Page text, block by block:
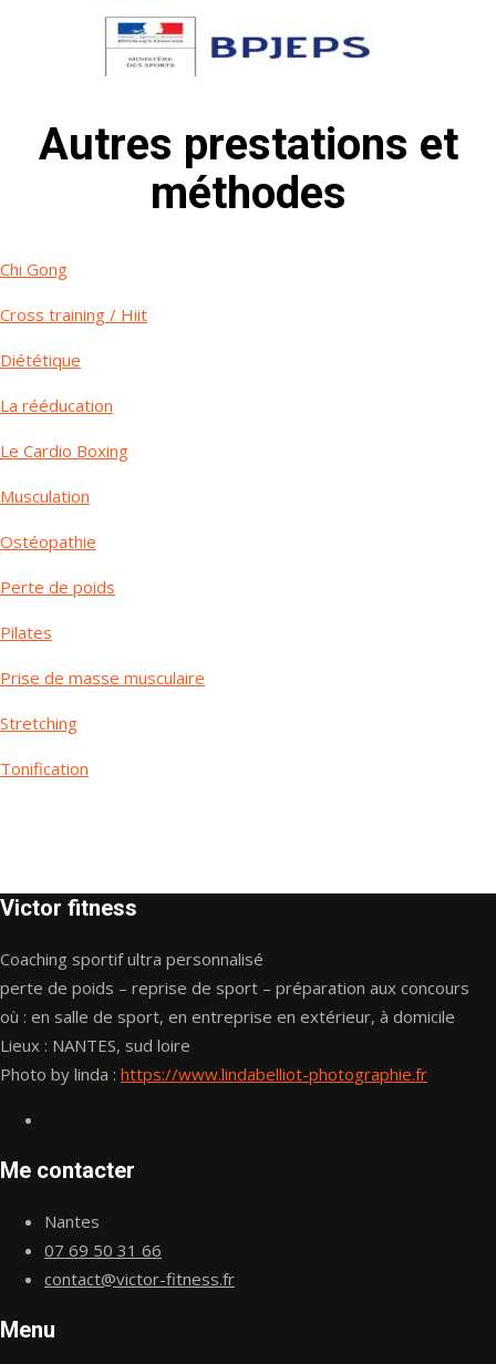
Autres prestations et
méthodes
Chi Gong
Cross training / Hiit
Diététique
La rééducation
Le Cardio Boxing
Musculation
Ostéopathie
Perte de poids
Pilates
Prise de masse musculaire
Stretching
Tonification
Victor fitness
Coaching sportif ultra personnalisé
perte de poids – reprise de sport – préparation aux concours
où : en salle de sport, en entreprise en extérieur, à domicile
Lieux : NANTES, sud loire
Photo by linda : https://www.lindabelliot-photographie.fr
Me contacter
Nantes
07 69 50 31 66
contact@victor-fitness.fr
Menu